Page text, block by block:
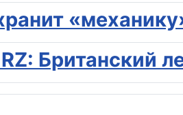
Британский